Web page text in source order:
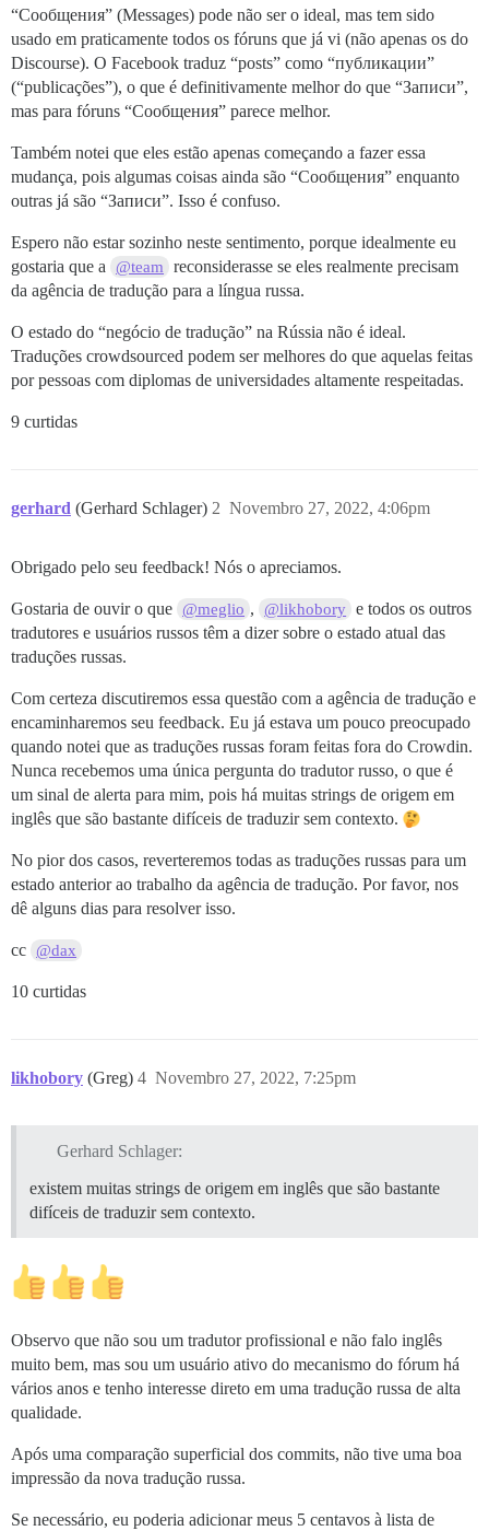
“Сообщения” (Messages) pode não ser o ideal, mas tem sido
usado em praticamente todos os fóruns que já vi (não apenas os do
Discourse). O Facebook traduz “posts” como “публикации”
(“publicações”), o que é definitivamente melhor do que “Записи”,
mas para fóruns “Сообщения” parece melhor.
Também notei que eles estão apenas começando a fazer essa
mudança, pois algumas coisas ainda são “Сообщения” enquanto
outras já são “Записи”. Isso é confuso.
Espero não estar sozinho neste sentimento, porque idealmente eu
gostaria que a
@team
reconsiderasse se eles realmente precisam
da agência de tradução para a língua russa.
O estado do “negócio de tradução” na Rússia não é ideal.
Traduções crowdsourced podem ser melhores do que aquelas feitas
por pessoas com diplomas de universidades altamente respeitadas.
9 curtidas
gerhard (Gerhard Schlager) Novembro 27, 2022, 4:06pm
2
Obrigado pelo seu feedback! Nós o apreciamos.
Gostaria de ouvir o que @meglio , @likhobory e todos os outros
tradutores e usuários russos têm a dizer sobre o estado atual das
traduções russas.
Com certeza discutiremos essa questão com a agência de tradução e
encaminharemos seu feedback. Eu já estava um pouco preocupado
quando notei que as traduções russas foram feitas fora do Crowdin.
Nunca recebemos uma única pergunta do tradutor russo, o que é
um sinal de alerta para mim, pois há muitas strings de origem em
inglês que são bastante difíceis de traduzir sem contexto.
No pior dos casos, reverteremos todas as traduções russas para um
estado anterior ao trabalho da agência de tradução. Por favor, nos
dê alguns dias para resolver isso.
cc @dax
10 curtidas
likhobory (Greg) Novembro 27, 2022, 7:25pm
4
Gerhard Schlager:
existem muitas strings de origem em inglês que são bastante
difíceis de traduzir sem contexto.
Observo que não sou um tradutor profissional e não falo inglês
muito bem, mas sou um usuário ativo do mecanismo do fórum há
vários anos e tenho interesse direto em uma tradução russa de alta
qualidade.
Após uma comparação superficial dos commits, não tive uma boa
impressão da nova tradução russa.
Se necessário, eu poderia adicionar meus 5 centavos à lista de